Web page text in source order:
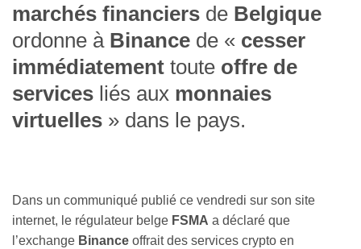
marchés financiers de Belgique
ordonne à Binance de « cesser
immédiatement toute offre de
services liés aux monnaies
virtuelles » dans le pays.
Dans un communiqué publié ce vendredi sur son site
internet, le régulateur belge FSMA a déclaré que
l’exchange Binance offrait des services crypto en